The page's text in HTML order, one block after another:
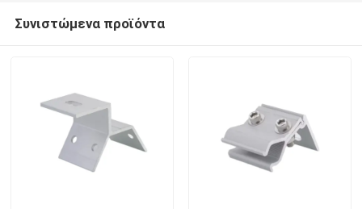
Συνιστώμενα προϊόντα